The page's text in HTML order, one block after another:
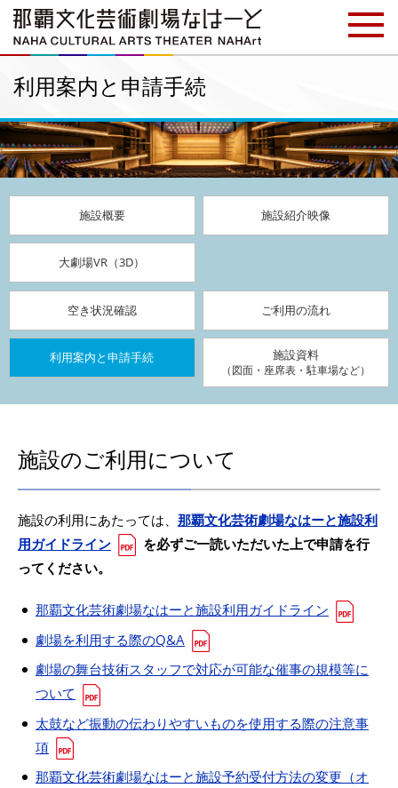
利用案内と申請手続
施設概要 施設紹介映像
大劇場VR（3D）
空き状況確認 ご利用の流れ
利用案内と申請手続 施設資料
（図面・座席表・駐車場など）
施設のご利用について
施設の利用にあたっては、 那覇文化芸術劇場なはーと施設利
用ガイドライン
を必ずご一読いただいた上で申請を行
ってください。
那覇文化芸術劇場なはーと施設利用ガイドライン
劇場を利用する際のQ&A
劇場の舞台技術スタッフで対応が可能な催事の規模等に
ついて
太鼓など振動の伝わりやすいものを使用する際の注意事
項
那覇文化芸術劇場なはーと施設予約受付方法の変更（オ